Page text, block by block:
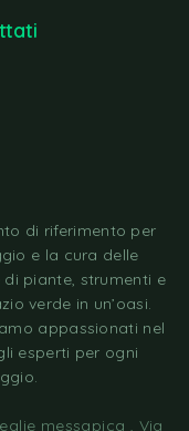
di riferimento per
e la cura delle
piante, strumenti e
verde in un’oasi.
appassionati nel
esperti per ogni
messapica , Via